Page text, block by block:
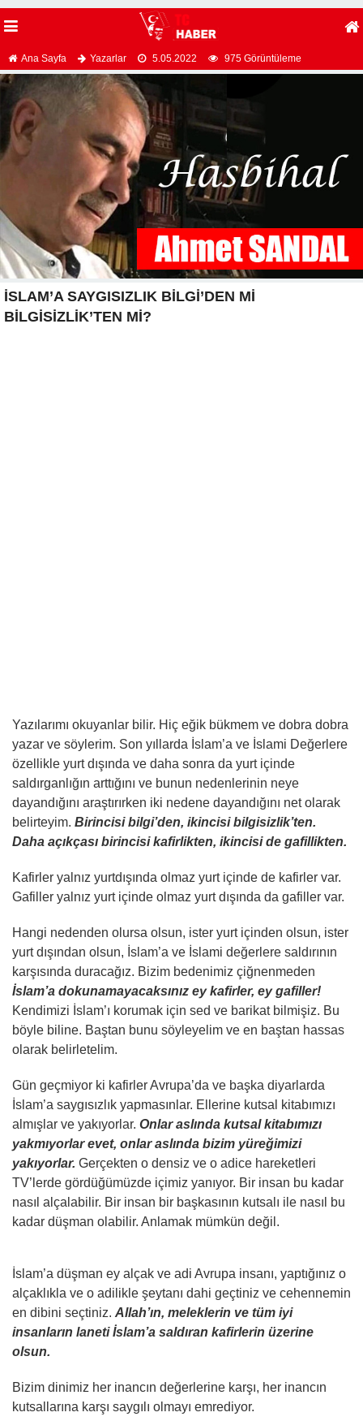
Ana Sayfa Yazarlar 5.05.2022 975 Görüntüleme
İSLAM’A SAYGISIZLIK BİLGİ’DEN Mİ
BİLGİSİZLİK’TEN Mİ?
Yazılarımı okuyanlar bilir. Hiç eğik bükmem ve dobra dobra
yazar ve söylerim. Son yıllarda İslam’a ve İslami Değerlere
özellikle yurt dışında ve daha sonra da yurt içinde
saldırganlığın arttığını ve bunun nedenlerinin neye
dayandığını araştırırken iki nedene dayandığını net olarak
belirteyim. Birincisi bilgi’den, ikincisi bilgisizlik’ten.
Daha açıkçası birincisi kafirlikten, ikincisi de gafillikten.
Kafirler yalnız yurtdışında olmaz yurt içinde de kafirler var.
Gafiller yalnız yurt içinde olmaz yurt dışında da gafiller var.
Hangi nedenden olursa olsun, ister yurt içinden olsun, ister
yurt dışından olsun, İslam’a ve İslami değerlere saldırının
karşısında duracağız. Bizim bedenimiz çiğnenmeden
İslam’a dokunamayacaksınız ey kafirler, ey gafiller!
Kendimizi İslam’ı korumak için sed ve barikat bilmişiz. Bu
böyle biline. Baştan bunu söyleyelim ve en baştan hassas
olarak belirletelim.
Gün geçmiyor ki kafirler Avrupa’da ve başka diyarlarda
İslam’a saygısızlık yapmasınlar. Ellerine kutsal kitabımızı
almışlar ve yakıyorlar. Onlar aslında kutsal kitabımızı
yakmıyorlar evet, onlar aslında bizim yüreğimizi
yakıyorlar. Gerçekten o densiz ve o adice hareketleri
TV’lerde gördüğümüzde içimiz yanıyor. Bir insan bu kadar
nasıl alçalabilir. Bir insan bir başkasının kutsalı ile nasıl bu
kadar düşman olabilir. Anlamak mümkün değil.
İslam’a düşman ey alçak ve adi Avrupa insanı, yaptığınız o
alçaklıkla ve o adilikle şeytanı dahi geçtiniz ve cehennemin
en dibini seçtiniz. Allah’ın, meleklerin ve tüm iyi
insanların laneti İslam’a saldıran kafirlerin üzerine
olsun.
Bizim dinimiz her inancın değerlerine karşı, her inancın
kutsallarına karşı saygılı olmayı emrediyor.